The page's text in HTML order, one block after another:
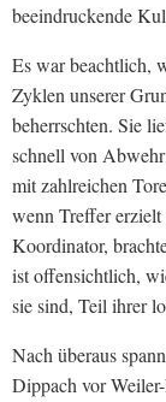
beeindruckende
Es war beachtlich,
Zyklen unserer
beherrschten. Sie
schnell von
mit zahlreichen
wenn Treffer
Koordinator,
ist offensichtlich,
sie sind, Teil ihrer
Nach überaus
Dippach vor